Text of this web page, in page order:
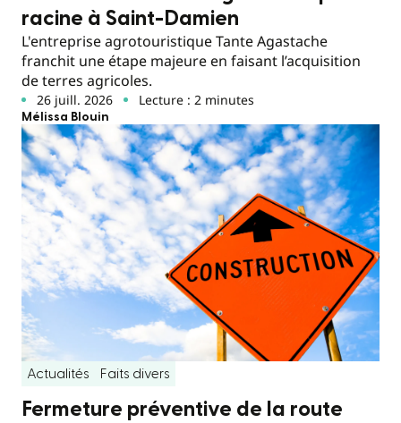
racine à Saint-Damien
L'entreprise agrotouristique Tante Agastache
franchit une étape majeure en faisant l’acquisition
de terres agricoles.
26 juill. 2026 Lecture : 2 minutes
Mélissa Blouin
Actualités Faits divers
Fermeture préventive de la route